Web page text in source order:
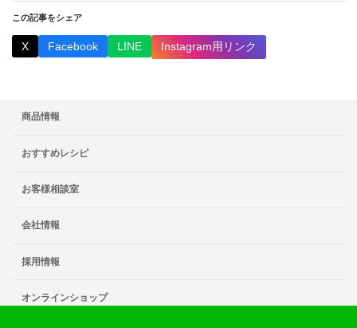
この記事をシェア
X Facebook LINE Instagram用リンク
商品情報
おすすめレシピ
お客様相談室
会社情報
採用情報
オンラインショップ